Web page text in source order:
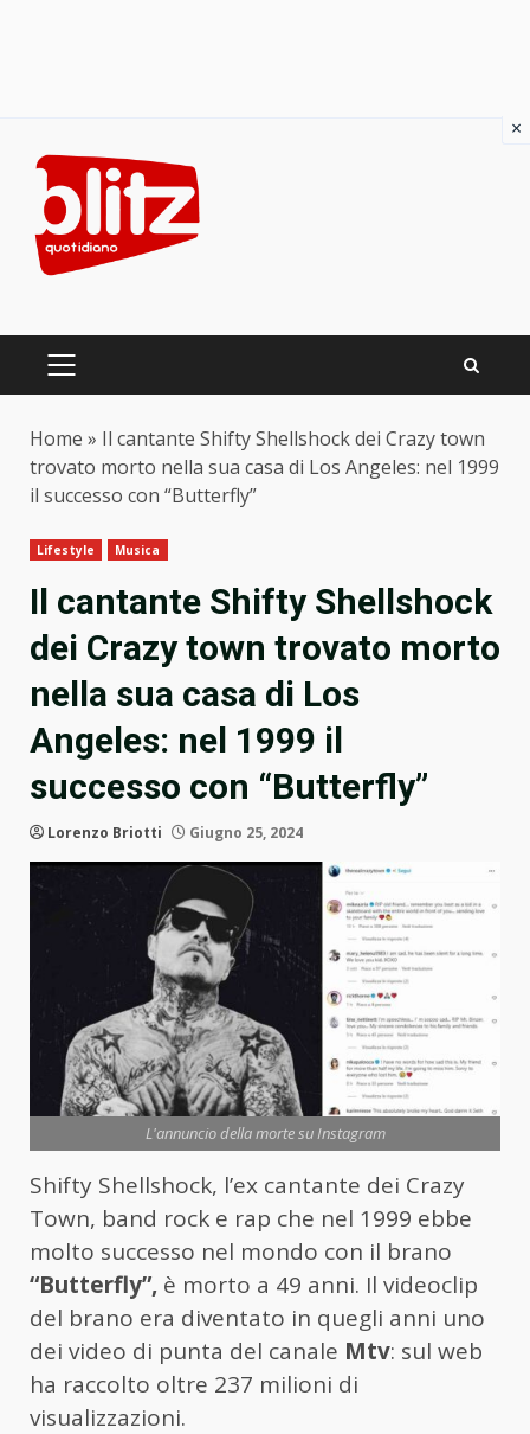
content
PRIMARY
Home » Il cantante Shifty Shellshock dei Crazy town
trovato morto nella sua casa di Los Angeles: nel 1999
il successo con “Butterfly”
Lifestyle Musica
Il cantante Shifty Shellshock
dei Crazy town trovato morto
nella sua casa di Los
Angeles: nel 1999 il
successo con “Butterfly”
Lorenzo Briotti Giugno 25, 2024
L'annuncio della morte su Instagram
Shifty Shellshock, l’ex cantante dei Crazy
Town, band rock e rap che nel 1999 ebbe
molto successo nel mondo con il brano
“Butterfly”, è morto a 49 anni. Il videoclip
del brano era diventato in quegli anni uno
dei video di punta del canale Mtv: sul web
ha raccolto oltre 237 milioni di
visualizzazioni.
×